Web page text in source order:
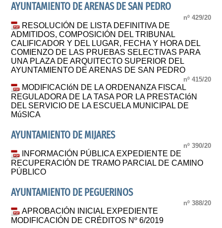
AYUNTAMIENTO DE ARENAS DE SAN PEDRO
nº 429/20
RESOLUCIÓN DE LISTA DEFINITIVA DE
ADMITIDOS, COMPOSICIÓN DEL TRIBUNAL
CALIFICADOR Y DEL LUGAR, FECHA Y HORA DEL
COMIENZO DE LAS PRUEBAS SELECTIVAS PARA
UNA PLAZA DE ARQUITECTO SUPERIOR DEL
AYUNTAMIENTO DE ARENAS DE SAN PEDRO
nº 415/20
MODIFICACIóN DE LA ORDENANZA FISCAL
REGULADORA DE LA TASA POR LA PRESTACIóN
DEL SERVICIO DE LA ESCUELA MUNICIPAL DE
MúSICA
AYUNTAMIENTO DE MIJARES
nº 390/20
INFORMACIÓN PÚBLICA EXPEDIENTE DE
RECUPERACIÓN DE TRAMO PARCIAL DE CAMINO
PÚBLICO
AYUNTAMIENTO DE PEGUERINOS
nº 388/20
APROBACIÓN INICIAL EXPEDIENTE
MODIFICACIÓN DE CRÉDITOS Nº 6/2019